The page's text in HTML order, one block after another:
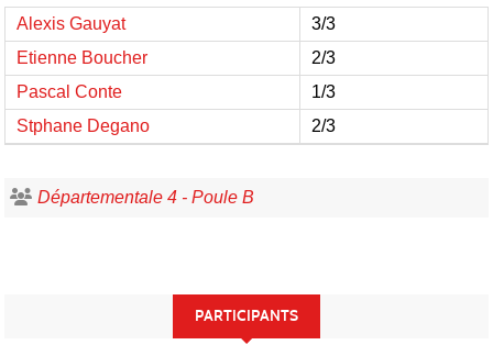
Alexis Gauyat
3/3
Etienne Boucher
2/3
Pascal Conte
1/3
Stphane Degano
2/3
Départementale 4 - Poule B
PARTICIPANTS